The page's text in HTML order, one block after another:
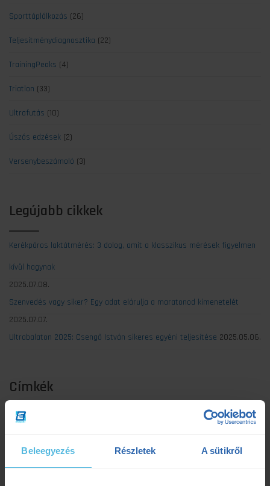
Beleegyezés Részletek A sütikről
Sporttáplálkozás (26)
Teljesítménydiagnosztika (22)
TrainingPeaks (4)
Triatlon (33)
Ultrafutás (10)
Úszás edzések (2)
Versenybeszámoló (3)
Legújabb cikkek
Kerékpáros laktátmérés: 3 dolog, amit a klasszikus mérések figyelmen
kívül hagynak
2025.07.08.
Szenvedés vagy siker? Egy adat elárulja a maratonod kimenetelét
2025.07.07.
Ultrabalaton 2025: Csengő István sikeres egyéni teljesítése 2025.05.06.
Címkék
edzés
edzéselmélet edzéstervezés edzészóna